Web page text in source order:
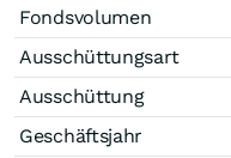
Fondsvolumen
Ausschüttungsart
Ausschüttung
Geschäftsjahr